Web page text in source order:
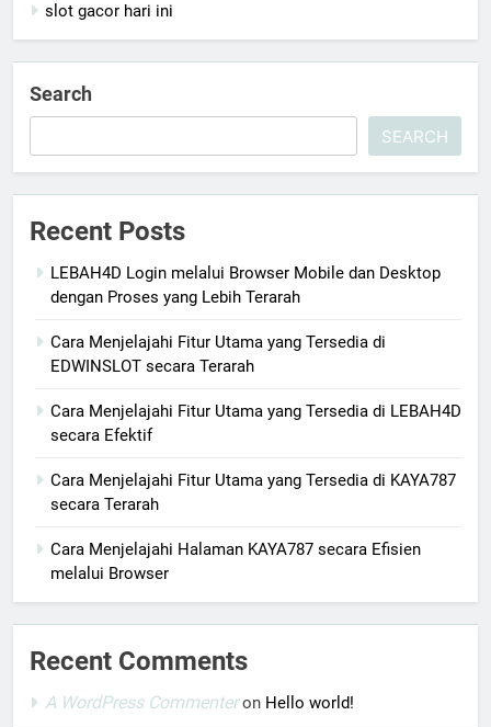
slot gacor hari ini
Search
SEARCH
Recent Posts
LEBAH4D Login melalui Browser Mobile dan Desktop
dengan Proses yang Lebih Terarah
Cara Menjelajahi Fitur Utama yang Tersedia di
EDWINSLOT secara Terarah
Cara Menjelajahi Fitur Utama yang Tersedia di LEBAH4D
secara Efektif
Cara Menjelajahi Fitur Utama yang Tersedia di KAYA787
secara Terarah
Cara Menjelajahi Halaman KAYA787 secara Efisien
melalui Browser
Recent Comments
A WordPress Commenteron Hello world!